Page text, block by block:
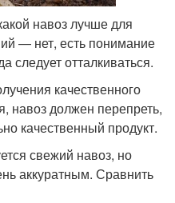
навоз лучше для
— нет, есть понимание
следует отталкиваться.
качественного
навоз должен перепреть,
качественный продукт.
свежий навоз, но
аккуратным. Сравнить